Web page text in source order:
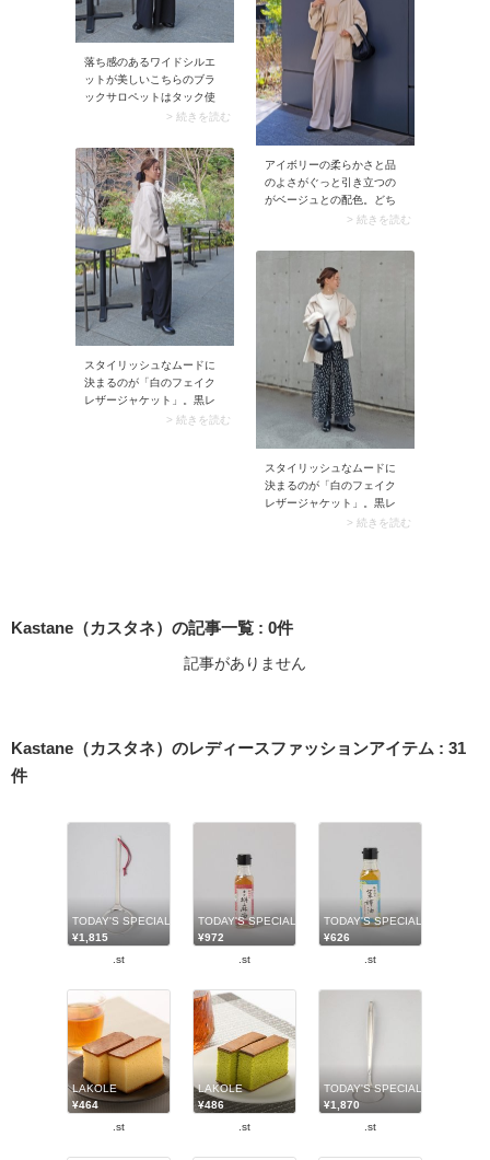
落ち感のあるワイドシルエ
ットが美しいこちらのブラ
ックサロペットはタック使
いが上品なデザイン。フィ
ーをインして、トップをす
っきりまとめるのがコーデ
のコツ。よりきれいめなム
ードに仕上がります。
> 続きを読む
アイボリーの柔らかさと品
のよさがぐっと引き立つの
がベージュとの配色。どち
らも黄味のニュアンスを感
ように馴染み、コーデがソ
フトな印象に仕上がりま
す。中でもおすすめなの
が、スナップのようにトッ
プスをベージュ寄りでまと
めたらボトムはオフホワイ
トにするなど、色の比重を
どちらかに置くこと。コー
デがすっきりとして見えま
すよ。さらにはゴールドの
アクセサリーが抜群に合う
のもアイボリー×ベージュ配
色の魅力。華やかでリッチ
なアクセントが生まれるの
でぜひ試してみてください
> 続きを読む
スタイリッシュなムードに
決まるのが「白のフェイク
レザージャケット」。黒レ
ザーほど辛口ではなくクリ
> 続きを読む
スタイリッシュなムードに
決まるのが「白のフェイク
レザージャケット」。黒レ
ザーほど辛口ではなくクリ
> 続きを読む
Kastane（カスタネ）の記事一覧 : 0件
記事がありません
Kastane（カスタネ）のレディースファッションアイテム : 31
件
TODAY'S SPECIAL
¥1,815
.st
TODAY'S SPECIAL
¥972
.st
TODAY'S SPECIAL
¥626
.st
LAKOLE
¥464
.st
LAKOLE
¥486
.st
TODAY'S SPECIAL
¥1,870
.st